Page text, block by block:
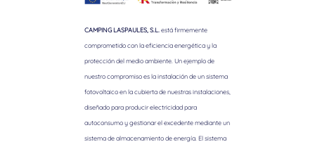
CAMPING LASPAULES, S.L.está firmemente
comprometido con la eficiencia energética y la
protección del medio ambiente. Un ejemplo de
nuestro compromiso es la instalación de un sistema
fotovoltaico en la cubierta de nuestras instalaciones,
diseñado para producir electricidad para
autoconsumo y gestionar el excedente mediante un
sistema de almacenamiento de energía. El sistema